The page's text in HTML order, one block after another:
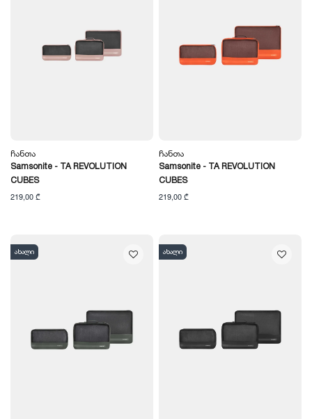
Ჩანთა
Samsonite - TA REVOLUTION
CUBES
219,00 ₾
Ჩანთა
Samsonite - TA REVOLUTION
CUBES
219,00 ₾
ახალი ახალი